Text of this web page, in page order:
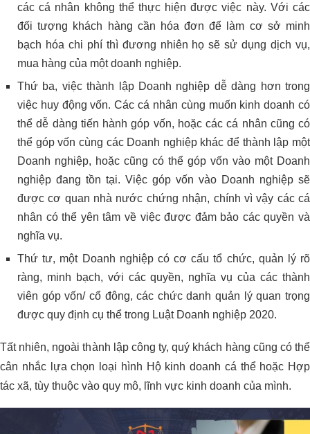
các cá nhân không thể thực hiện được việc này. Với các
đối tượng khách hàng cần hóa đơn để làm cơ sở minh
bạch hóa chi phí thì đương nhiên họ sẽ sử dụng dịch vụ,
mua hàng của một doanh nghiệp.
Thứ ba, việc thành lập Doanh nghiệp dễ dàng hơn trong
việc huy động vốn. Các cá nhân cùng muốn kinh doanh có
thể dễ dàng tiến hành góp vốn, hoặc các cá nhân cũng có
thể góp vốn cùng các Doanh nghiệp khác để thành lập một
Doanh nghiệp, hoặc cũng có thể góp vốn vào một Doanh
nghiệp đang tồn tại. Việc góp vốn vào Doanh nghiệp sẽ
được cơ quan nhà nước chứng nhận, chính vì vậy các cá
nhân có thể yên tâm về việc được đảm bảo các quyền và
nghĩa vụ.
Thứ tư, một Doanh nghiệp có cơ cấu tổ chức, quản lý rõ
ràng, minh bạch, với các quyền, nghĩa vụ của các thành
viên góp vốn/ cổ đông, các chức danh quản lý quan trọng
được quy định cụ thể trong Luật Doanh nghiệp 2020.
Tất nhiên, ngoài thành lập công ty, quý khách hàng cũng có thể
cân nhắc lựa chọn loại hình Hộ kinh doanh cá thể hoặc Hợp
tác xã, tùy thuộc vào quy mô, lĩnh vực kinh doanh của mình.